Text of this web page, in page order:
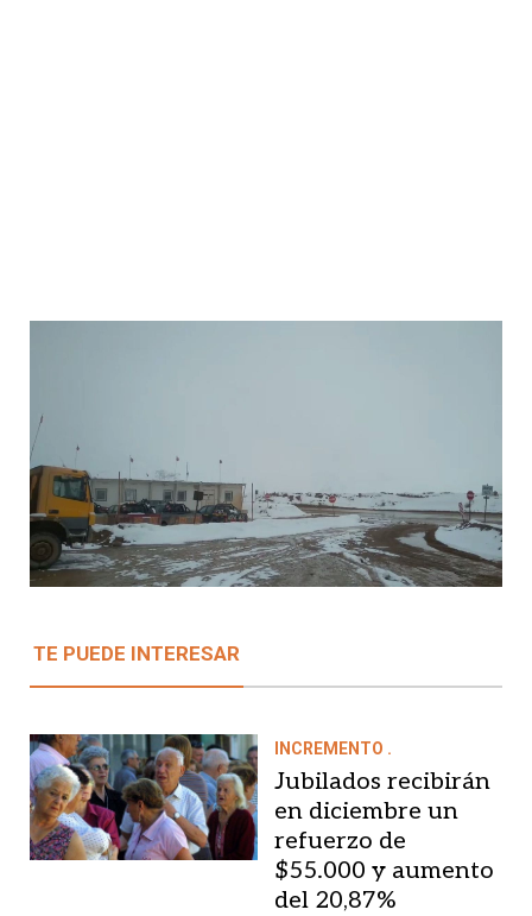
TE PUEDE INTERESAR
INCREMENTO .
Jubilados recibirán
en diciembre un
refuerzo de
$55.000 y aumento
del 20,87%